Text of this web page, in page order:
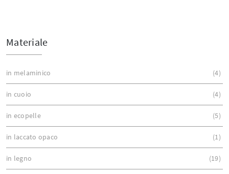
Materiale
in melaminico 4
in cuoio 4
in ecopelle 5
in laccato opaco 1
in legno 19